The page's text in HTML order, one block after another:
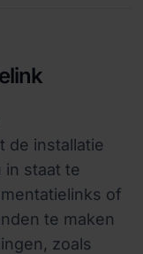
de installatie
in staat te
of
te maken
zoals